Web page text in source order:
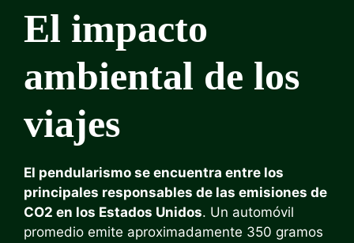
El impacto
ambiental de los
viajes
El pendularismo se encuentra entre los
principales responsables de las emisiones de
CO2 en los Estados Unidos. Un automóvil
promedio emite aproximadamente 350 gramos